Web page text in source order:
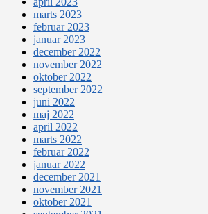
marts 2023
februar 2023
januar 2023
december 2022
november 2022
oktober 2022
september 2022
juni 2022
maj 2022
april 2022
marts 2022
februar 2022
januar 2022
december 2021
november 2021
oktober 2021